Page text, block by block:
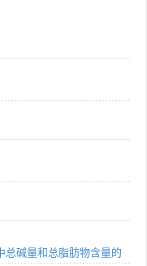
碱量和总脂肪物含量的